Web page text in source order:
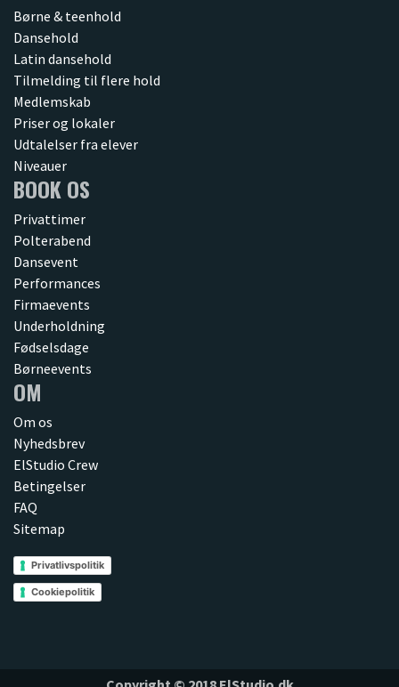
Børne & teenhold
Dansehold
Latin dansehold
Tilmelding til flere hold
Medlemskab
Priser og lokaler
Udtalelser fra elever
Niveauer
BOOK OS
Privattimer
Polterabend
Dansevent
Performances
Firmaevents
Underholdning
Fødselsdage
Børneevents
OM
Om os
Nyhedsbrev
ElStudio Crew
Betingelser
FAQ
Sitemap
Privatlivspolitik
Cookiepolitik